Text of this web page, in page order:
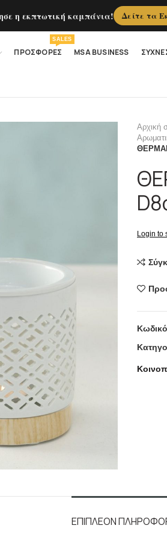
ΠΡΟΣΦΟΡΕΣ
SALES
MSA BUSINESS
Αρχική
Login to
ΕΠΙΠΛΈΟΝ
η εκπτωτική καμπάνια! Δείτε τα